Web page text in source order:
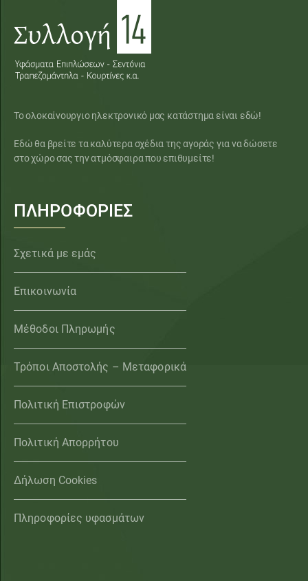
Το ολοκαίνουργιο ηλεκτρονικό μας κατάστημα είναι εδώ!
Εδώ θα βρείτε τα καλύτερα σχέδια της αγοράς για να δώσετε
στο χώρο σας την ατμόσφαιρα που επιθυμείτε!
ΠΛΗΡΟΦΟΡΙΕΣ
Σχετικά με εμάς
Επικοινωνία
Μέθοδοι Πληρωμής
Τρόποι Αποστολής – Μεταφορικά
Πολιτική Επιστροφών
Πολιτική Απορρήτου
Δήλωση Cookies
Πληροφορίες υφασμάτων